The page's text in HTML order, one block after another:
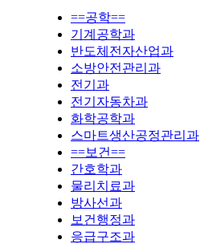
==공학==
기계공학과
반도체전자산업과
소방안전관리과
전기과
전기자동차과
화학공학과
스마트생산공정관리과
==보건==
간호학과
물리치료과
방사선과
보건행정과
응급구조과